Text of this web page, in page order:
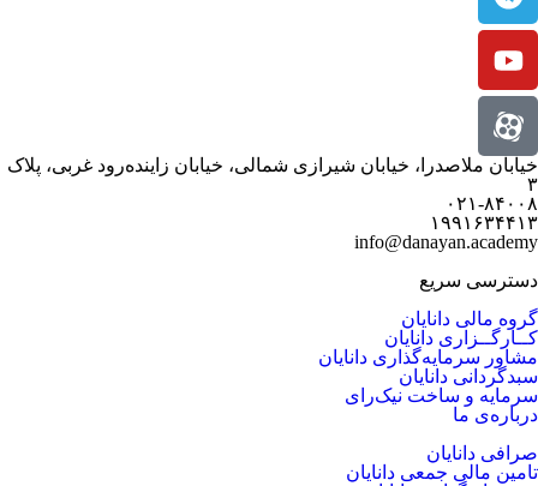
خیابان ملاصدرا، خیابان شیرازی شمالی، خیابان زاینده‌رود غربی، پلاک
۳
۰۲۱-۸۴۰۰۸
۱۹۹۱۶۳۴۴۱۳
info@danayan.academy
دسترسی سریع
گروه مالی دانایان
کــارگــزاری دانایان
مشاور سرمایه‌گذاری دانایان
سبدگردانی دانایان
سرمایه و ساخت نیک‌رای
درباره‌ی ما
صرافی دانایان
تامین مالی جمعی دانایان